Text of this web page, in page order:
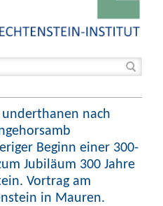
nach
Beginn einer 300-
Jubiläum 300 Jahre
Vortrag am
in Mauren.